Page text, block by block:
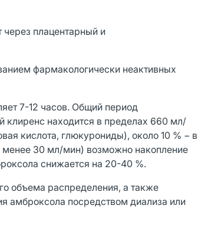
плацентарный и
фармакологически неактивных
7-12 часов. Общий период
клиренс находится в пределах 660 мл/
кислота, глюкурониды), около 10 % − в
30 мл/мин) возможно накопление
снижается на 20-40 %.
объема распределения, а также
амброксола посредством диализа или